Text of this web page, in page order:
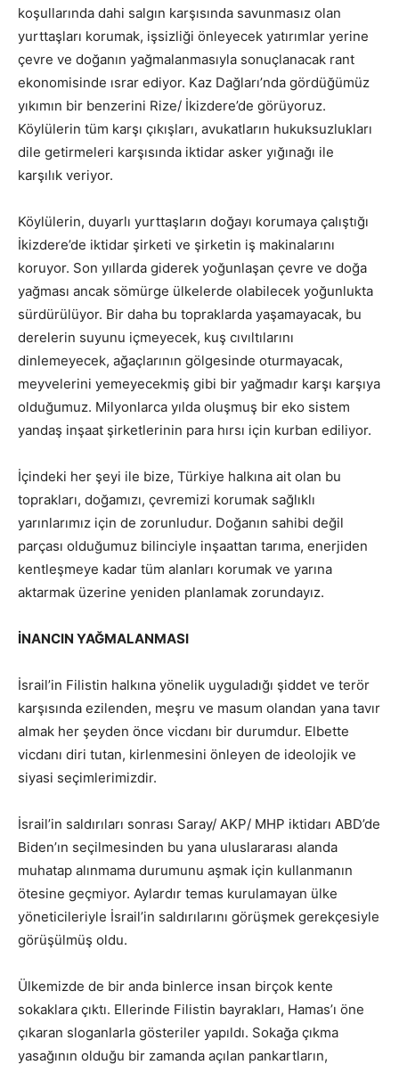
koşullarında dahi salgın karşısında savunmasız olan
yurttaşları korumak, işsizliği önleyecek yatırımlar yerine
çevre ve doğanın yağmalanmasıyla sonuçlanacak rant
ekonomisinde ısrar ediyor. Kaz Dağları’nda gördüğümüz
yıkımın bir benzerini Rize/ İkizdere’de görüyoruz.
Köylülerin tüm karşı çıkışları, avukatların hukuksuzlukları
dile getirmeleri karşısında iktidar asker yığınağı ile
karşılık veriyor.
Köylülerin, duyarlı yurttaşların doğayı korumaya çalıştığı
İkizdere’de iktidar şirketi ve şirketin iş makinalarını
koruyor. Son yıllarda giderek yoğunlaşan çevre ve doğa
yağması ancak sömürge ülkelerde olabilecek yoğunlukta
sürdürülüyor. Bir daha bu topraklarda yaşamayacak, bu
derelerin suyunu içmeyecek, kuş cıvıltılarını
dinlemeyecek, ağaçlarının gölgesinde oturmayacak,
meyvelerini yemeyecekmiş gibi bir yağmadır karşı karşıya
olduğumuz. Milyonlarca yılda oluşmuş bir eko sistem
yandaş inşaat şirketlerinin para hırsı için kurban ediliyor.
İçindeki her şeyi ile bize, Türkiye halkına ait olan bu
toprakları, doğamızı, çevremizi korumak sağlıklı
yarınlarımız için de zorunludur. Doğanın sahibi değil
parçası olduğumuz bilinciyle inşaattan tarıma, enerjiden
kentleşmeye kadar tüm alanları korumak ve yarına
aktarmak üzerine yeniden planlamak zorundayız.
İNANCIN YAĞMALANMASI
İsrail’in Filistin halkına yönelik uyguladığı şiddet ve terör
karşısında ezilenden, meşru ve masum olandan yana tavır
almak her şeyden önce vicdanı bir durumdur. Elbette
vicdanı diri tutan, kirlenmesini önleyen de ideolojik ve
siyasi seçimlerimizdir.
İsrail’in saldırıları sonrası Saray/ AKP/ MHP iktidarı ABD’de
Biden’ın seçilmesinden bu yana uluslararası alanda
muhatap alınmama durumunu aşmak için kullanmanın
ötesine geçmiyor. Aylardır temas kurulamayan ülke
yöneticileriyle İsrail’in saldırılarını görüşmek gerekçesiyle
görüşülmüş oldu.
Ülkemizde de bir anda binlerce insan birçok kente
sokaklara çıktı. Ellerinde Filistin bayrakları, Hamas’ı öne
çıkaran sloganlarla gösteriler yapıldı. Sokağa çıkma
yasağının olduğu bir zamanda açılan pankartların,